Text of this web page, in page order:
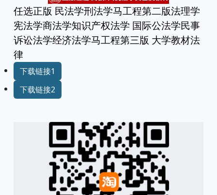
任选正版 民法学刑法学马工程第二版法理学
宪法学商法学知识产权法学 国际公法学民事
诉讼法学经济法学马工程第三版 大学教材法
律
下载链接1
下载链接2